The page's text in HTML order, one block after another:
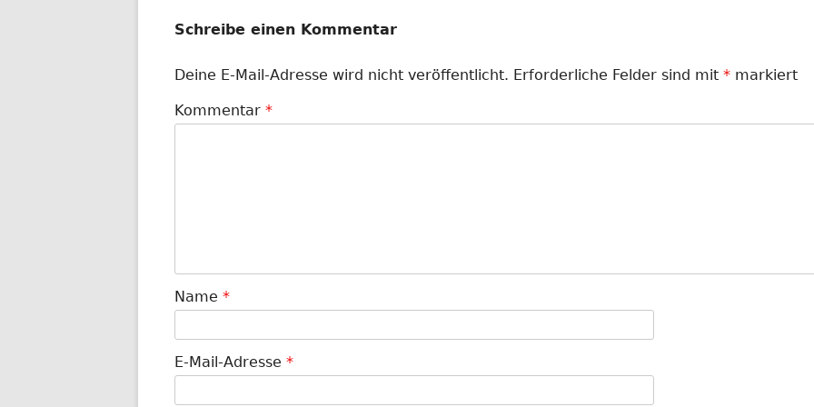
Schreibe einen Kommentar
Deine E-Mail-Adresse wird nicht veröffentlicht. Erforderliche Felder sind mit * markiert
Kommentar *
Name *
E-Mail-Adresse *